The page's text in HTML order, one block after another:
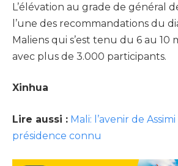
L’élévation au grade de général
l’une des recommandations du
Maliens qui s’est tenu du 6 au 10
avec plus de 3.000 participants.
Xinhua
Lire aussi : Mali: l’avenir de
présidence connu